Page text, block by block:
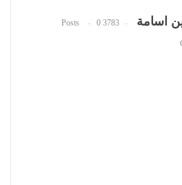
اسامة 3783 Posts
0